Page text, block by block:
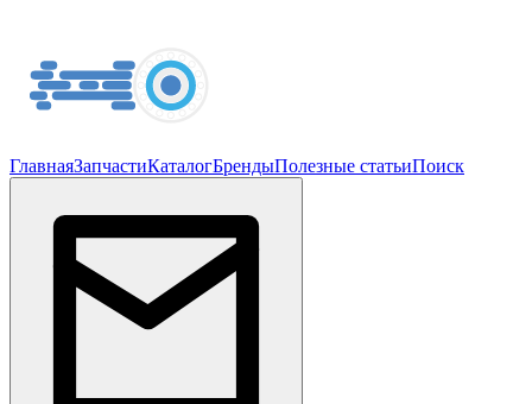
ГлавнаяЗапчастиКаталогБрендыПолезные статьиПоиск